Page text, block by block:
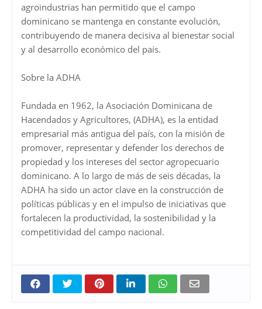
agroindustrias han permitido que el campo
dominicano se mantenga en constante evolución,
contribuyendo de manera decisiva al bienestar social
y al desarrollo económico del país.
Sobre la ADHA
Fundada en 1962, la Asociación Dominicana de
Hacendados y Agricultores, (ADHA), es la entidad
empresarial más antigua del país, con la misión de
promover, representar y defender los derechos de
propiedad y los intereses del sector agropecuario
dominicano. A lo largo de más de seis décadas, la
ADHA ha sido un actor clave en la construcción de
políticas públicas y en el impulso de iniciativas que
fortalecen la productividad, la sostenibilidad y la
competitividad del campo nacional.